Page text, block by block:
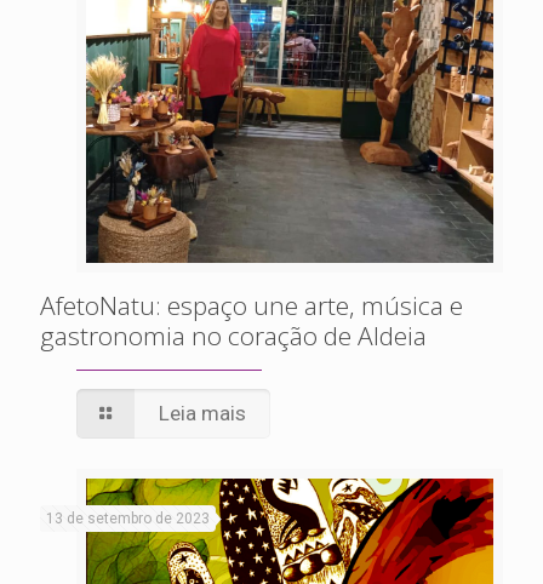
AfetoNatu: espaço une arte, música e
gastronomia no coração de Aldeia
Leia mais
13 de setembro de 2023